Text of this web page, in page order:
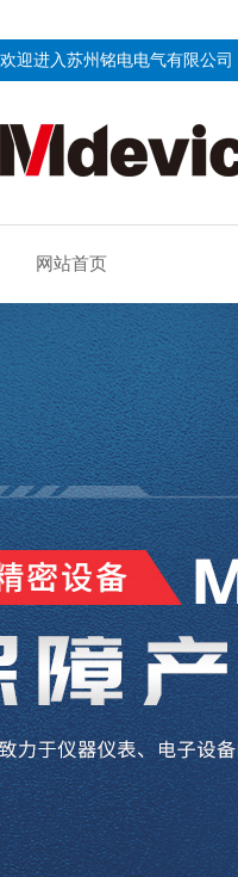
欢迎进入苏州铭电电气有限公司
网站首页